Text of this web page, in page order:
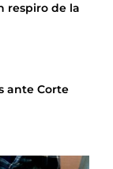
respiro de la
ante Corte